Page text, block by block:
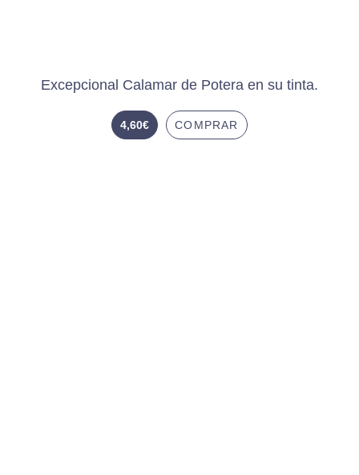
Excepcional Calamar de Potera en su tinta.
4,60€ COMPRAR